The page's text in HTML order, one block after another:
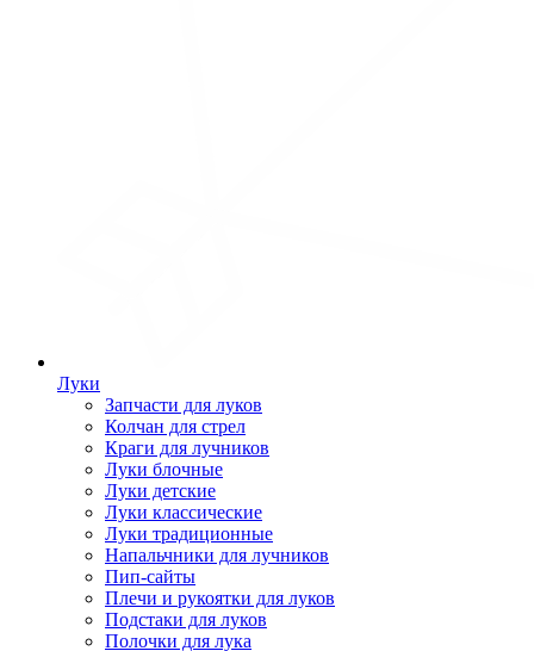
Луки
Запчасти для луков
Колчан для стрел
Краги для лучников
Луки блочные
Луки детские
Луки классические
Луки традиционные
Напальчники для лучников
Пип-сайты
Плечи и рукоятки для луков
Подстаки для луков
Полочки для лука